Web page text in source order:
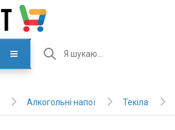
Алкогольні напої Текіла